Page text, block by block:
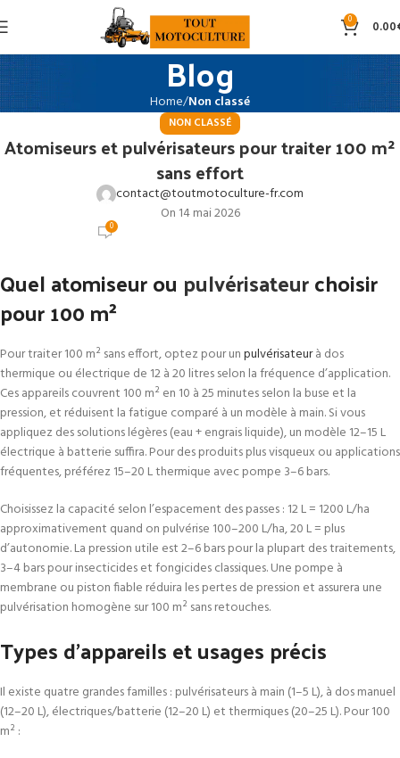
0 0.00
Blog
Home Non classé
NON CLASSÉ
Atomiseurs et pulvérisateurs pour traiter 100 m²
sans effort
contact@toutmotoculture-fr.com
On 14 mai 2026
0
Quel atomiseur ou pulvérisateurchoisir
pour 100 m²
Pour traiter 100 m² sans effort, optez pour unpulvérisateurà dos
thermique ou électrique de 12 à 20 litres selon la fréquence d’application.
Ces appareils couvrent 100 m² en 10 à 25 minutes selon la buse et la
pression, et réduisent la fatigue comparé à un modèle à main. Si vous
appliquez des solutions légères (eau + engrais liquide), un modèle 12–15 L
électrique à batterie suffira. Pour des produits plus visqueux ou applications
fréquentes, préférez 15–20 L thermique avec pompe 3–6 bars.
Choisissez la capacité selon l’espacement des passes : 12 L = 1200 L/ha
approximativement quand on pulvérise 100–200 L/ha, 20 L = plus
d’autonomie. La pression utile est 2–6 bars pour la plupart des traitements,
3–4 bars pour insecticides et fongicides classiques. Une pompe à
membrane ou piston fiable réduira les pertes de pression et assurera une
pulvérisation homogène sur 100 m² sans retouches.
Types d’appareils et usages précis
Il existe quatre grandes familles : pulvérisateurs à main (1–5 L), à dos manuel
(12–20 L), électriques/batterie (12–20 L) et thermiques (20–25 L). Pour 100
m² :